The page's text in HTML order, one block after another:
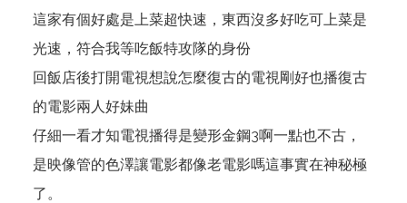
這家有個好處是上菜超快速，東西沒多好吃可上菜是
光速，符合我等吃飯特攻隊的身份
回飯店後打開電視想說怎麼復古的電視剛好也播復古
的電影兩人好妹曲
仔細一看才知電視播得是變形金鋼3啊一點也不古，
是映像管的色澤讓電影都像老電影嗎這事實在神秘極
了。